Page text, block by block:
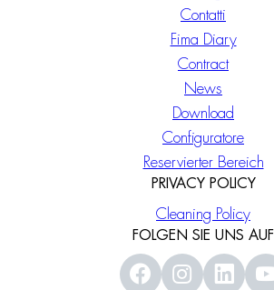
Contatti
Fima Diary
Contract
News
Download
Configuratore
Reservierter Bereich
PRIVACY POLICY
Cleaning Policy
FOLGEN SIE UNS AUF